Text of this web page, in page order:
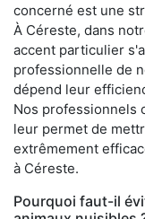
concerné est une
À Céreste, dans
accent particulier
professionnelle de
dépend leur
Nos professionnels
leur permet de
extrêmement
à Céreste.
Pourquoi faut-il